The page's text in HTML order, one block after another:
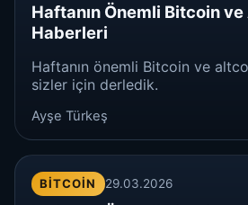
Haftanın Önemli Bitcoin
Haberleri
Haftanın önemli Bitcoin ve
sizler için derledik.
Ayşe Türkeş
BITCOIN 29.03.2026